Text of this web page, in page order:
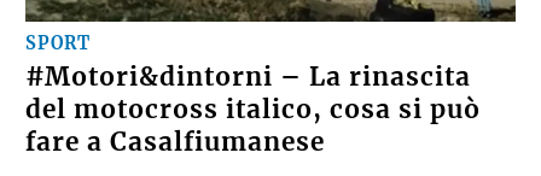
SPORT
#Motori&dintorni – La rinascita
del motocross italico, cosa si può
fare a Casalfiumanese